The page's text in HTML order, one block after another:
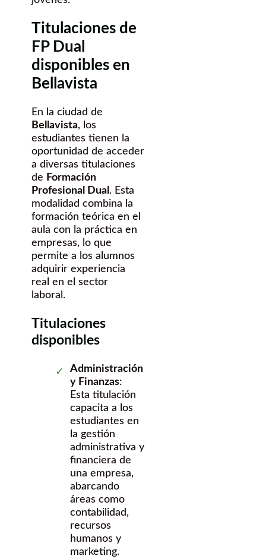
Titulaciones de
FP Dual
disponibles en
Bellavista
En la ciudad de
Bellavista, los
estudiantes tienen la
oportunidad de acceder
a diversas titulaciones
de Formación
Profesional Dual . Esta
modalidad combina la
formación teórica en el
aula con la práctica en
empresas, lo que
permite a los alumnos
adquirir experiencia
real en el sector
laboral.
Titulaciones
disponibles
Administración
y Finanzas:
Esta titulación
capacita a los
estudiantes en
la gestión
administrativa y
financiera de
una empresa,
abarcando
áreas como
contabilidad,
recursos
humanos y
marketing.